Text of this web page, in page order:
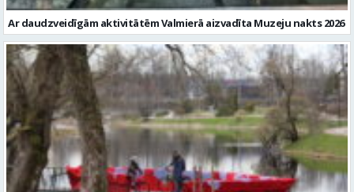
Ar daudzveidīgām aktivitātēm Valmierā aizvadīta Muzeju nakts 2026